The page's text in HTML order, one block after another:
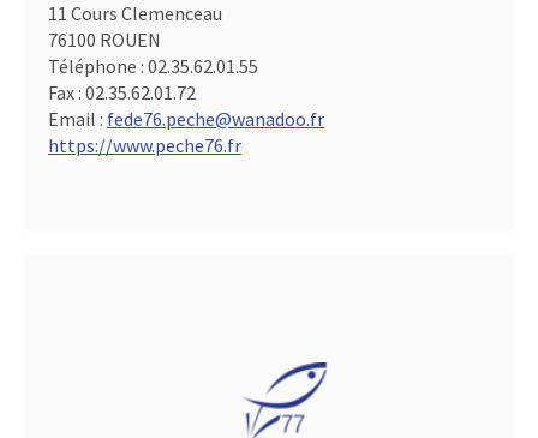
11 Cours Clemenceau
76100 ROUEN
Téléphone : 02.35.62.01.55
Fax : 02.35.62.01.72
Email : fede76.peche@wanadoo.fr
https://www.peche76.fr